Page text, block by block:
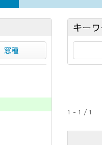
窓種
キー
1 - 1 / 1